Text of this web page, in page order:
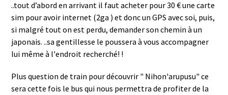
..tout d’abord en arrivant il faut acheter pour 30 € une carte
sim pour avoir internet (2ga ) et donc un GPS avec soi, puis,
si malgré tout on est perdu, demander son chemin à un
japonais. ..sa gentillesse le poussera à vous accompagner
lui même à l'endroit recherché! !
Plus question de train pour découvrir " Nihon'arupusu" ce
sera cette fois le bus qui nous permettra de profiter de la